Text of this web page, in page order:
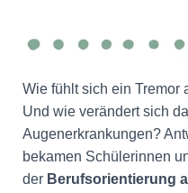
Wie fühlt sich ein Tremor
Und wie verändert sich
Augenerkrankungen?
bekamen Schülerinnen
der Berufsorientierung